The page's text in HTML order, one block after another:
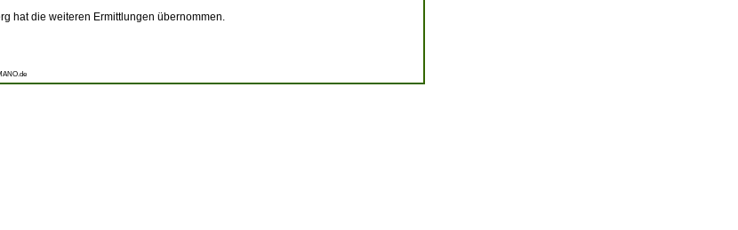
hat die weiteren Ermittlungen übernommen.